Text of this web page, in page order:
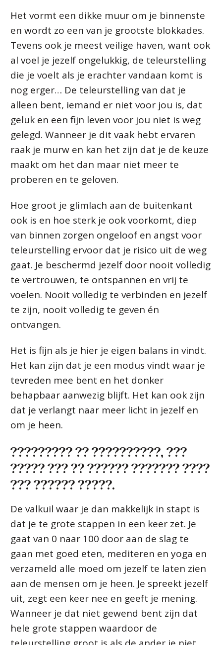
Het vormt een dikke muur om je binnenste
en wordt zo een van je grootste blokkades.
Tevens ook je meest veilige haven, want ook
al voel je jezelf ongelukkig, de teleurstelling
die je voelt als je erachter vandaan komt is
nog erger… De teleurstelling van dat je
alleen bent, iemand er niet voor jou is, dat
geluk en een fijn leven voor jou niet is weg
gelegd. Wanneer je dit vaak hebt ervaren
raak je murw en kan het zijn dat je de keuze
maakt om het dan maar niet meer te
proberen en te geloven.
Hoe groot je glimlach aan de buitenkant
ook is en hoe sterk je ook voorkomt, diep
van binnen zorgen ongeloof en angst voor
teleurstelling ervoor dat je risico uit de weg
gaat. Je beschermd jezelf door nooit volledig
te vertrouwen, te ontspannen en vrij te
voelen. Nooit volledig te verbinden en jezelf
te zijn, nooit volledig te geven én
ontvangen.
Het is fijn als je hier je eigen balans in vindt.
Het kan zijn dat je een modus vindt waar je
tevreden mee bent en het donker
behapbaar aanwezig blijft. Het kan ook zijn
dat je verlangt naar meer licht in jezelf en
om je heen.
????????? ?? ??????????, ???
????? ??? ?? ?????? ??????? ????
??? ?????? ?????.
De valkuil waar je dan makkelijk in stapt is
dat je te grote stappen in een keer zet. Je
gaat van 0 naar 100 door aan de slag te
gaan met goed eten, mediteren en yoga en
verzameld alle moed om jezelf te laten zien
aan de mensen om je heen. Je spreekt jezelf
uit, zegt een keer nee en geeft je mening.
Wanneer je dat niet gewend bent zijn dat
hele grote stappen waardoor de